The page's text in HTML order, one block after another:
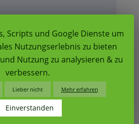
Scripts und Google Dienste um
Nutzungserlebnis zu bieten
Nutzung zu analysieren & zu
verbessern.
Lieber nicht Mehr erfahren
Einverstanden